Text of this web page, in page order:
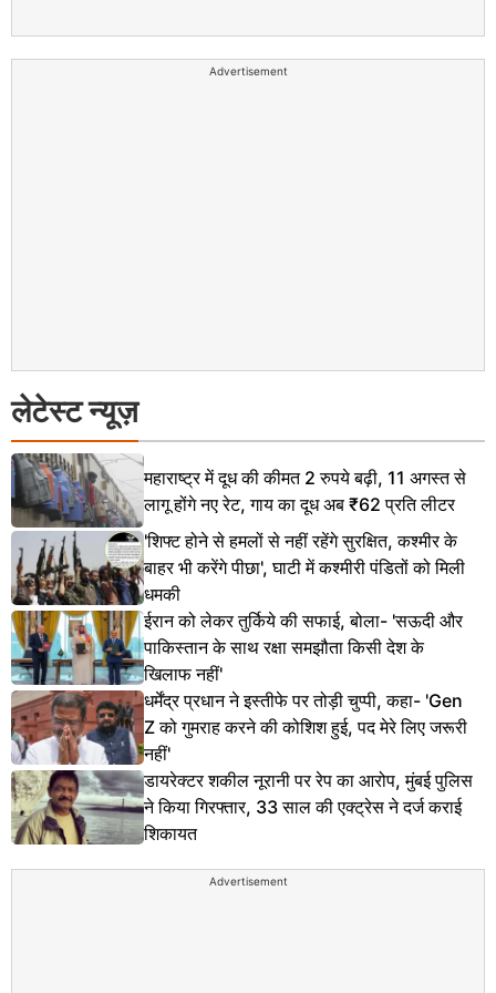
Advertisement
लेटेस्ट न्यूज़
महाराष्ट्र में दूध की कीमत 2 रुपये बढ़ी, 11 अगस्त से
लागू होंगे नए रेट, गाय का दूध अब ₹62 प्रति लीटर
'शिफ्ट होने से हमलों से नहीं रहेंगे सुरक्षित, कश्मीर के
बाहर भी करेंगे पीछा', घाटी में कश्मीरी पंडितों को मिली
धमकी
ईरान को लेकर तुर्किये की सफाई, बोला- 'सऊदी और
पाकिस्तान के साथ रक्षा समझौता किसी देश के
खिलाफ नहीं'
धर्मेंद्र प्रधान ने इस्तीफे पर तोड़ी चुप्पी, कहा- 'Gen
Z को गुमराह करने की कोशिश हुई, पद मेरे लिए जरूरी
नहीं'
डायरेक्टर शकील नूरानी पर रेप का आरोप, मुंबई पुलिस
ने किया गिरफ्तार, 33 साल की एक्ट्रेस ने दर्ज कराई
शिकायत
Advertisement